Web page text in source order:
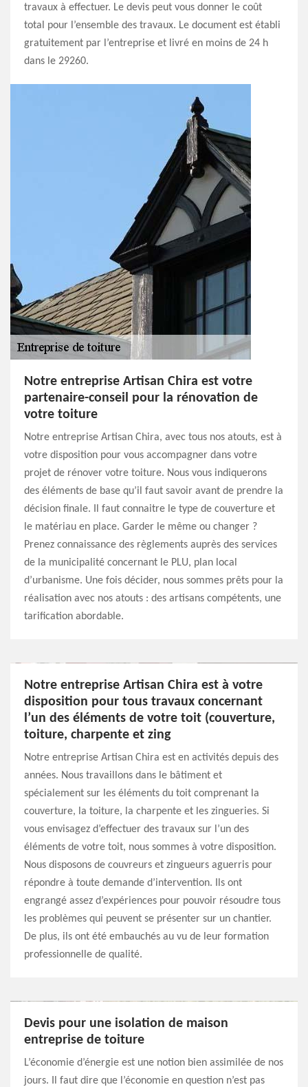
travaux à effectuer. Le devis peut vous donner le coût
total pour l’ensemble des travaux. Le document est établi
gratuitement par l’entreprise et livré en moins de 24 h
dans le 29260.
Notre entreprise Artisan Chira est votre
partenaire-conseil pour la rénovation de
votre toiture
Notre entreprise Artisan Chira, avec tous nos atouts, est à
votre disposition pour vous accompagner dans votre
projet de rénover votre toiture. Nous vous indiquerons
des éléments de base qu’il faut savoir avant de prendre la
décision finale. Il faut connaitre le type de couverture et
le matériau en place. Garder le même ou changer ?
Prenez connaissance des règlements auprès des services
de la municipalité concernant le PLU, plan local
d’urbanisme. Une fois décider, nous sommes prêts pour la
réalisation avec nos atouts : des artisans compétents, une
tarification abordable.
Notre entreprise Artisan Chira est à votre
disposition pour tous travaux concernant
l’un des éléments de votre toit (couverture,
toiture, charpente et zing
Notre entreprise Artisan Chira est en activités depuis des
années. Nous travaillons dans le bâtiment et
spécialement sur les éléments du toit comprenant la
couverture, la toiture, la charpente et les zingueries. Si
vous envisagez d’effectuer des travaux sur l’un des
éléments de votre toit, nous sommes à votre disposition.
Nous disposons de couvreurs et zingueurs aguerris pour
répondre à toute demande d’intervention. Ils ont
engrangé assez d’expériences pour pouvoir résoudre tous
les problèmes qui peuvent se présenter sur un chantier.
De plus, ils ont été embauchés au vu de leur formation
professionnelle de qualité.
Devis pour une isolation de maison
entreprise de toiture
L’économie d’énergie est une notion bien assimilée de nos
jours. Il faut dire que l’économie en question n’est pas